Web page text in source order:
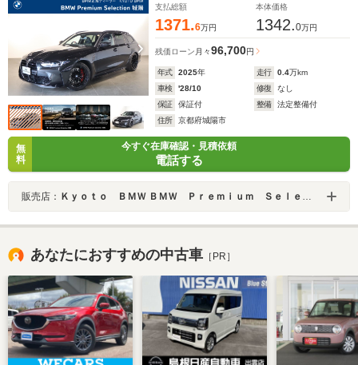
支払総額
1371.6万円
本体価格
1342.0万円
残価ローン 月々96,700円
年式 2025年 走行 0.4万km
車検
'28/10 修復
なし
保証
保証付 整備
法定整備付
住所
京都府城陽市
無
料
今すぐ在庫確認・見積依頼
電話する
販売店： Ｋｙｏｔｏ ＢＭＷ ＢＭＷ Ｐｒｅｍｉｕｍ Ｓｅｌｅｃｔｉｏｎ 城陽
あなたにおすすめの中古車 ［PR］